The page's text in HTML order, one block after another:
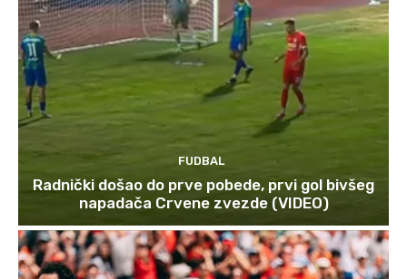
FUDBAL
Radnički došao do prve pobede, prvi gol bivšeg
napadača Crvene zvezde (VIDEO)